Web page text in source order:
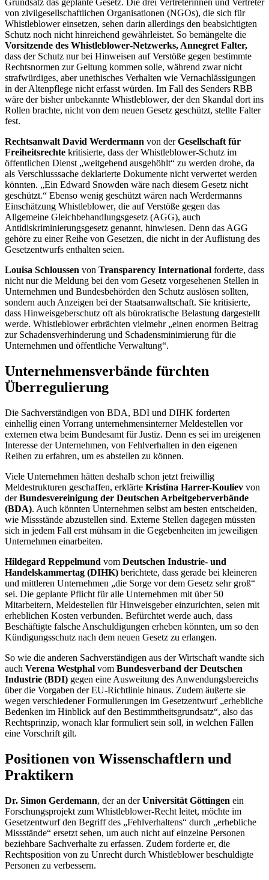
Grundsatz das geplante Gesetz. Die drei Vertreterinnen und Vertreter
von zivilgesellschaftlichen Organisationen (NGOs), die sich für
Whistleblowereinsetzen, sehen darin allerdings den beabsichtigten
Schutz noch nicht hinreichend gewährleistet. So bemängelte die
Vorsitzende des Whistleblower-Netzwerks, Annegret Falter,
dass der Schutz nur bei Hinweisen auf Verstöße gegen bestimmte
Rechtsnormen zur Geltung kommen solle, während zwar nicht
strafwürdiges, aber unethisches Verhalten wie Vernachlässigungen
in der Altenpflege nicht erfasst würden. Im Fall des Senders RBB
wäre der bisher unbekannte Whistleblower, der den Skandal dort ins
Rollen brachte, nicht von dem neuen Gesetz geschützt, stellte Falter
fest.
Rechtsanwalt David Werdermann von derGesellschaft für
Freiheitsrechte kritisierte, dass derWhistleblower-Schutz im
öffentlichen Dienst „weitgehend ausgehöhlt“ zu werden drohe, da
als Verschlusssache deklarierte Dokumente nicht verwertet werden
könnten. „Ein Edward Snowden wäre nach diesem Gesetz nicht
geschützt.“ Ebenso wenig geschützt wären nach Werdermanns
Einschätzung Whistleblower, die auf Verstöße gegen das
Allgemeine Gleichbehandlungsgesetz (AGG), auch
Antidiskriminierungsgesetz genannt, hinwiesen. Denn das AGG
gehöre zu einer Reihe von Gesetzen, die nicht in der Auflistung des
Gesetzentwurfs enthalten seien.
Louisa Schloussen von Transparency International forderte, dass
nicht nur die Meldung bei den vom Gesetz vorgesehenen Stellen in
Unternehmen und Bundesbehörden den Schutz auslösen sollten,
sondern auch Anzeigen bei der Staatsanwaltschaft. Sie kritisierte,
dass Hinweisgeberschutz oft als bürokratische Belastung dargestellt
werde. Whistleblowererbrächten vielmehr „einen enormen Beitrag
zur Schadensverhinderung und Schadensminimierung für die
Unternehmen und öffentliche Verwaltung“.
Unternehmensverbände fürchten
Überregulierung
Die Sachverständigen von BDA, BDI und DIHK forderten
einhellig einen Vorrang unternehmensinterner Meldestellen vor
externen etwa beim Bundesamt für Justiz. Denn es sei im ureigenen
Interesse der Unternehmen, von Fehlverhalten in den eigenen
Reihen zu erfahren, um es abstellen zu können.
Viele Unternehmen hätten deshalb schon jetzt freiwillig
Meldestrukturen geschaffen, erklärte Kristina Harrer-Kouliev von
derBundesvereinigung der Deutschen Arbeitgeberverbände
(BDA). Auch könnten Unternehmen selbst am besten entscheiden,
wie Missstände abzustellen sind. Externe Stellen dagegen müssten
sich in jedem Fall erst mühsam in die Gegebenheiten im jeweiligen
Unternehmen einarbeiten.
Hildegard Reppelmund vom Deutschen Industrie- und
Handelskammertag (DIHK) berichtete, dass gerade bei kleineren
und mittleren Unternehmen „die Sorge vor dem Gesetz sehr groß“
sei. Die geplante Pflicht für alle Unternehmen mit über 50
Mitarbeitern, Meldestellen für Hinweisgeber einzurichten, seien mit
erheblichen Kosten verbunden. Befürchtet werde auch, dass
Beschäftigte falsche Anschuldigungen erheben könnten, um so den
Kündigungsschutz nach dem neuen Gesetz zu erlangen.
So wie die anderen Sachverständigen aus der Wirtschaft wandte sich
auch Verena Westphal vom Bundesverband der Deutschen
Industrie (BDI) gegen eine Ausweitung des Anwendungsbereichs
über die Vorgaben der EU-Richtlinie hinaus. Zudem äußerte sie
wegen verschiedener Formulierungen im Gesetzentwurf „erhebliche
Bedenken im Hinblick auf den Bestimmtheitsgrundsatz“, also das
Rechtsprinzip, wonach klar formuliert sein soll, in welchen Fällen
eine Vorschrift gilt.
Positionen von Wissenschaftlern und
Praktikern
Dr. Simon Gerdemann, der an derUniversität Göttingen ein
Forschungsprojekt zum Whistleblower-Recht leitet, möchte im
Gesetzentwurf den Begriff des „Fehlverhaltens“ durch „erhebliche
Missstände“ ersetzt sehen, um auch nicht auf einzelne Personen
beziehbare Sachverhalte zu erfassen. Zudem forderte er, die
Rechtsposition von zu Unrecht durch Whistleblower beschuldigte
Personen zu verbessern.